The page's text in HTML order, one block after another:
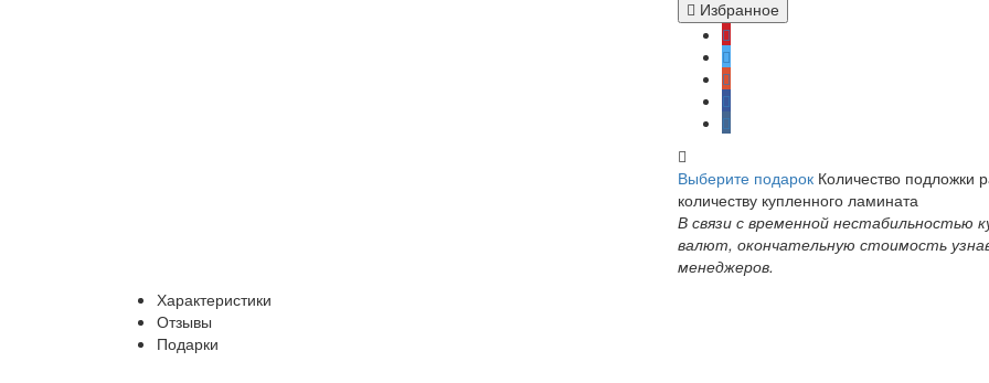
Избранное
Выберите подарок Количество подложки
количеству купленного ламината
В связи с временной нестабильностью
валют, окончательную стоимость
менеджеров.
Характеристики
Отзывы
Подарки